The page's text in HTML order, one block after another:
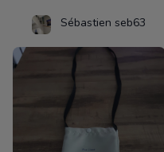
Sébastien seb63